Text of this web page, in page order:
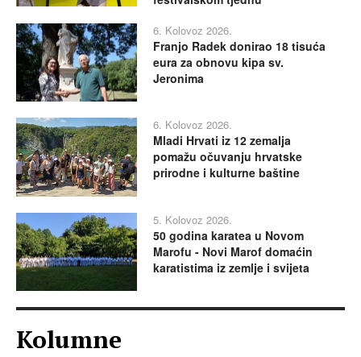
6. Kolovoz 2026.
Franjo Radek donirao 18 tisuća
eura za obnovu kipa sv.
Jeronima
6. Kolovoz 2026.
Mladi Hrvati iz 12 zemalja
pomažu očuvanju hrvatske
prirodne i kulturne baštine
5. Kolovoz 2026.
50 godina karatea u Novom
Marofu - Novi Marof domaćin
karatistima iz zemlje i svijeta
Kolumne